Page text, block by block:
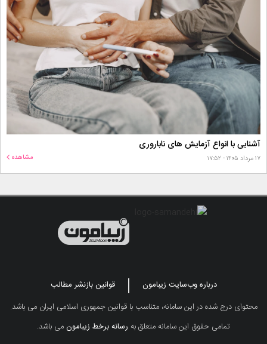
آشنایی با انواع آزمایش های ناباروری
۱۷ مرداد ۱۴۰۵ - ۱۷:۵۲ مشاهده
درباره وب‌سایت زیبامون
قوانین بازنشر مطالب
محتوای درج شده در این سامانه، متناسب با قوانین جمهوری اسلامی ایران می باشد.
تمامی حقوق این سامانه متعلق به رسانه برخط زیبامونمی باشد.